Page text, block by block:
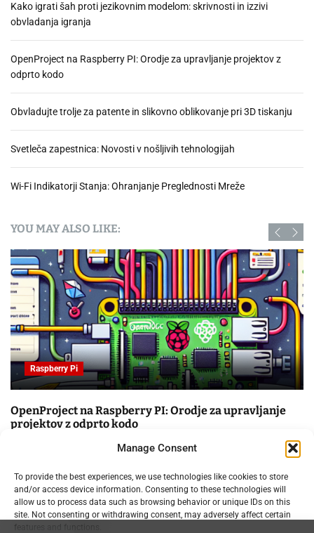
Manage Consent
To provide the best experiences, we use technologies like cookies to store
and/or access device information. Consenting to these technologies will
allow us to process data such as browsing behavior or unique IDs on this
site. Not consenting or withdrawing consent, may adversely affect certain
features and functions.
Kako igrati šah proti jezikovnim modelom: skrivnosti in izzivi
obvladanja igranja
OpenProject na Raspberry PI: Orodje za upravljanje projektov z
odprto kodo
Obvladujte trolje za patente in slikovno oblikovanje pri 3D tiskanju
Svetleča zapestnica: Novosti v nošljivih tehnologijah
Wi-Fi Indikatorji Stanja: Ohranjanje Preglednosti Mreže
YOU MAY ALSO LIKE:
Raspberry Pi
OpenProject na Raspberry PI: Orodje za upravljanje
projektov z odprto kodo